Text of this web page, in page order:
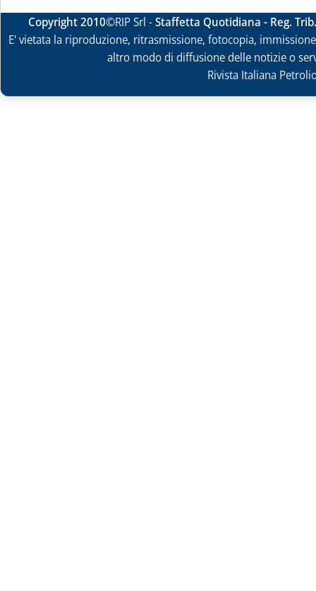
Copyright 2010©RIP Srl -Staffetta Quotidiana - Reg.
E' vietata la riproduzione, ritrasmissione, fotocopia,
altro modo di diffusione delle notizie o
Rivista Italiana